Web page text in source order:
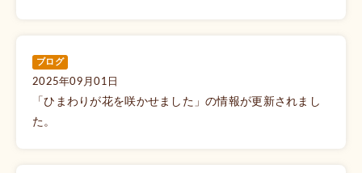
ブログ
2025年09月01日
「ひまわりが花を咲かせました」の情報が更新されまし
た。